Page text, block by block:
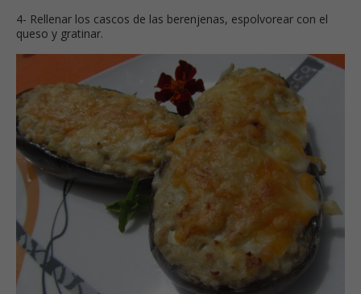
4- Rellenar los cascos de las berenjenas, espolvorear con el
queso y gratinar.